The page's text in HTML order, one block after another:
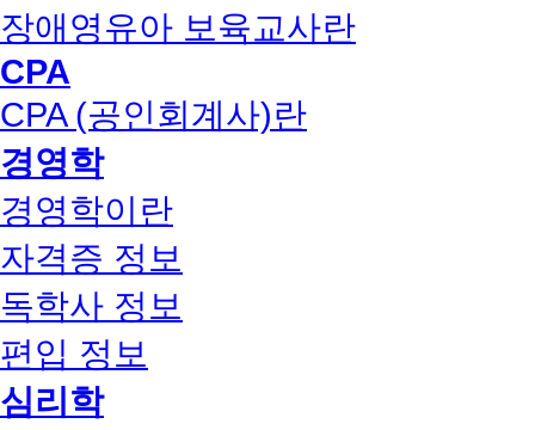
장애영유아 보육교사란
CPA
CPA (공인회계사)란
경영학
경영학이란
자격증 정보
독학사 정보
편입 정보
심리학